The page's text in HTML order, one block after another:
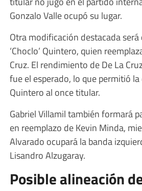
Gonzalo Valle ocupó su lugar.
Otra modificación destacada será
‘Choclo’ Quintero, quien
Cruz. El rendimiento de De La
fue el esperado, lo que permitió
Quintero al once titular.
Gabriel Villamil también formará
en reemplazo de Kevin Minda,
Alvarado ocupará la banda
Lisandro Alzugaray.
Posible alineación